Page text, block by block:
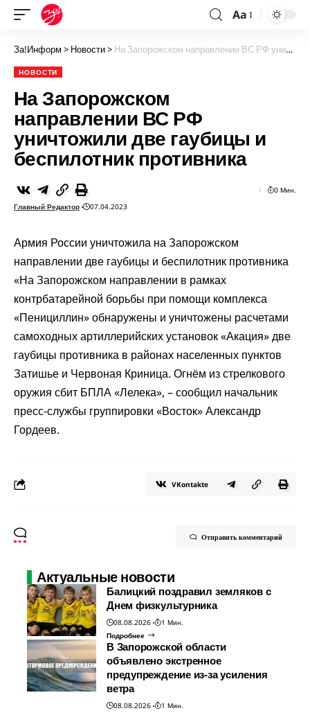
Aa
За!Информ > Новости> На Запорожском направлении ВС РФ уничтожили две гаубицы и беспилотник противника
НОВОСТИ
На Запорожском
направлении ВС РФ
уничтожили две гаубицы и
беспилотник противника
Главный Редактор 07.04.2023
0 Мин.
Армия России уничтожила на Запорожском
направлении две гаубицы и беспилотник противника
«На Запорожском направлении в рамках
контрбатарейной борьбы при помощи комплекса
«Пенициллин» обнаружены и уничтожены расчетами
самоходных артиллерийских установок «Акация» две
гаубицы противника в районах населенных пунктов
Затишье и Червоная Криница. Огнём из стрелкового
оружия сбит БПЛА «Лелека», – сообщил начальник
пресс-службы группировки «Восток» Александр
Гордеев.
VKontakte
Отправить комментарий
Актуальные новости
Балицкий поздравил земляков с
Днем физкультурника
08.08.2026
1 Мин.
Подробнее
В Запорожской области
объявлено экстренное
предупреждение из-за усиления
ветра
08.08.2026
1 Мин.